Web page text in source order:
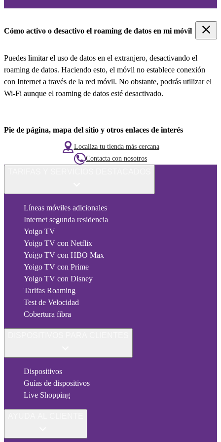
Cómo activo o desactivo el roaming de datos en mi móvil
Puedes limitar el uso de datos en el extranjero, desactivando el
roaming de datos. Haciendo esto, el móvil no establece conexión
con Internet a través de la red móvil. No obstante, podrás utilizar el
Wi-Fi aunque el roaming de datos esté desactivado.
Pie de página, mapa del sitio y otros enlaces de interés
Localiza tu tienda más cercana
Contacta con nosotros
Líneas móviles adicionales
Internet segunda residencia
Yoigo TV
Yoigo TV con Netflix
Yoigo TV con HBO Max
Yoigo TV con Prime
Yoigo TV con Disney
Tarifas Roaming
Test de Velocidad
Cobertura fibra
Dispositivos
Guías de dispositivos
Live Shopping